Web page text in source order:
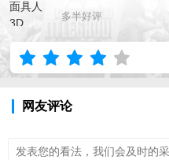
多半好评
网友评论